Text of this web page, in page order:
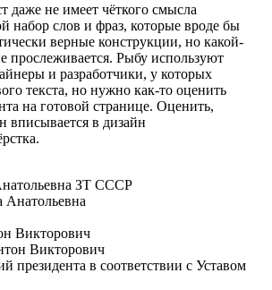
даже не имеет чёткого смысла
набор слов и фраз, которые вроде бы
верные конструкции, но какой-
прослеживается. Рыбу используют
и разработчики, у которых
текста, но нужно как-то оценить
на готовой странице. Оценить,
вписывается в дизайн
ЗТ СССР
Викторович
президента в соответствии с Уставом